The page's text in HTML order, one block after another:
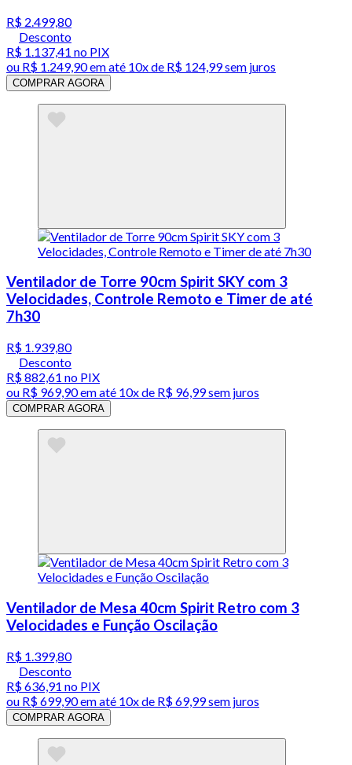
R$ 2.499,80
Desconto
R$ 1.137,41 no PIX
ou R$ 1.249,90em até 10x de R$ 124,99 sem juros
COMPRAR AGORA
Ventilador de Torre 90cm Spirit SKY com 3
Velocidades, Controle Remoto e Timer de até
7h30
R$ 1.939,80
Desconto
R$ 882,61 no PIX
ou R$ 969,90em até 10x de R$ 96,99 sem juros
COMPRAR AGORA
Ventilador de Mesa 40cm Spirit Retro com 3
Velocidades e Função Oscilação
R$ 1.399,80
Desconto
R$ 636,91 no PIX
ou R$ 699,90em até 10x de R$ 69,99 sem juros
COMPRAR AGORA